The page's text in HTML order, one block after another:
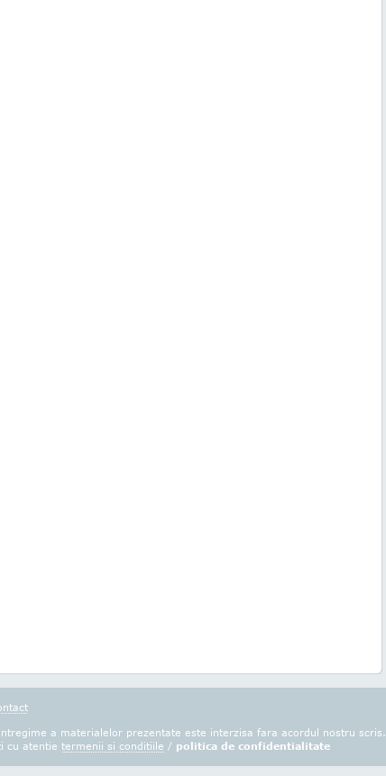
a materialelor prezentate este interzisa fara acordul nostru scris.
cu atentie termenii si conditiile / politica de confidentialitate